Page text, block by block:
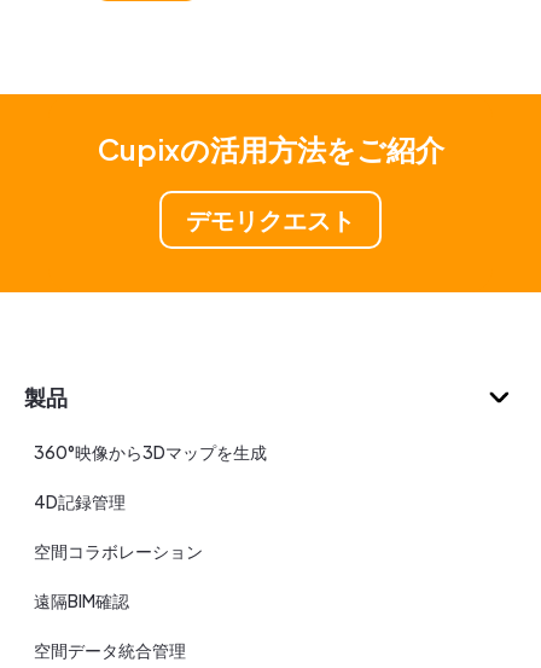
Cupixの活用方法をご紹介
デモリクエスト
製品
360°映像から3Dマップを生成
4D記録管理
空間コラボレーション
遠隔BIM確認
空間データ統合管理